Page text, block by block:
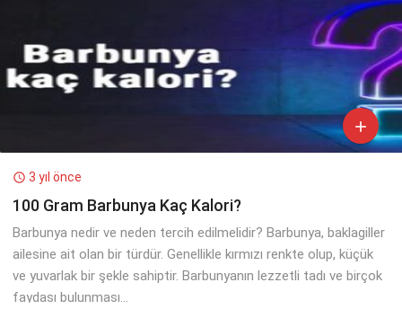

 3 yıl önce
100 Gram Barbunya Kaç Kalori?
Barbunya nedir ve neden tercih edilmelidir? Barbunya, baklagiller
ailesine ait olan bir türdür. Genellikle kırmızı renkte olup, küçük
ve yuvarlak bir şekle sahiptir. Barbunyanın lezzetli tadı ve birçok
faydası bulunması...